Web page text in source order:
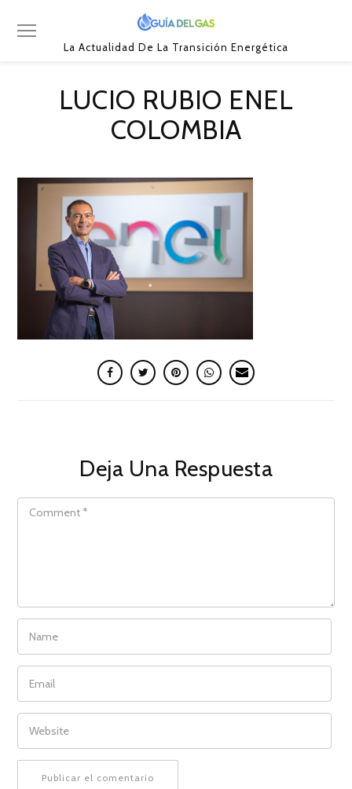
La Actualidad De La Transición Energética
LUCIO RUBIO ENEL
COLOMBIA
Deja Una Respuesta
COMMENT
NAME
EMAIL
WEBSITE